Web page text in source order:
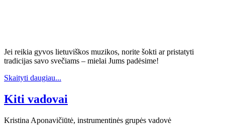
Jei reikia gyvos lietuviškos muzikos, norite šokti ar pristatyti
tradicijas savo svečiams – mielai Jums padėsime!
Skaityti daugiau...
Kiti vadovai
Kristina Aponavičiūtė, instrumentinės grupės vadovė